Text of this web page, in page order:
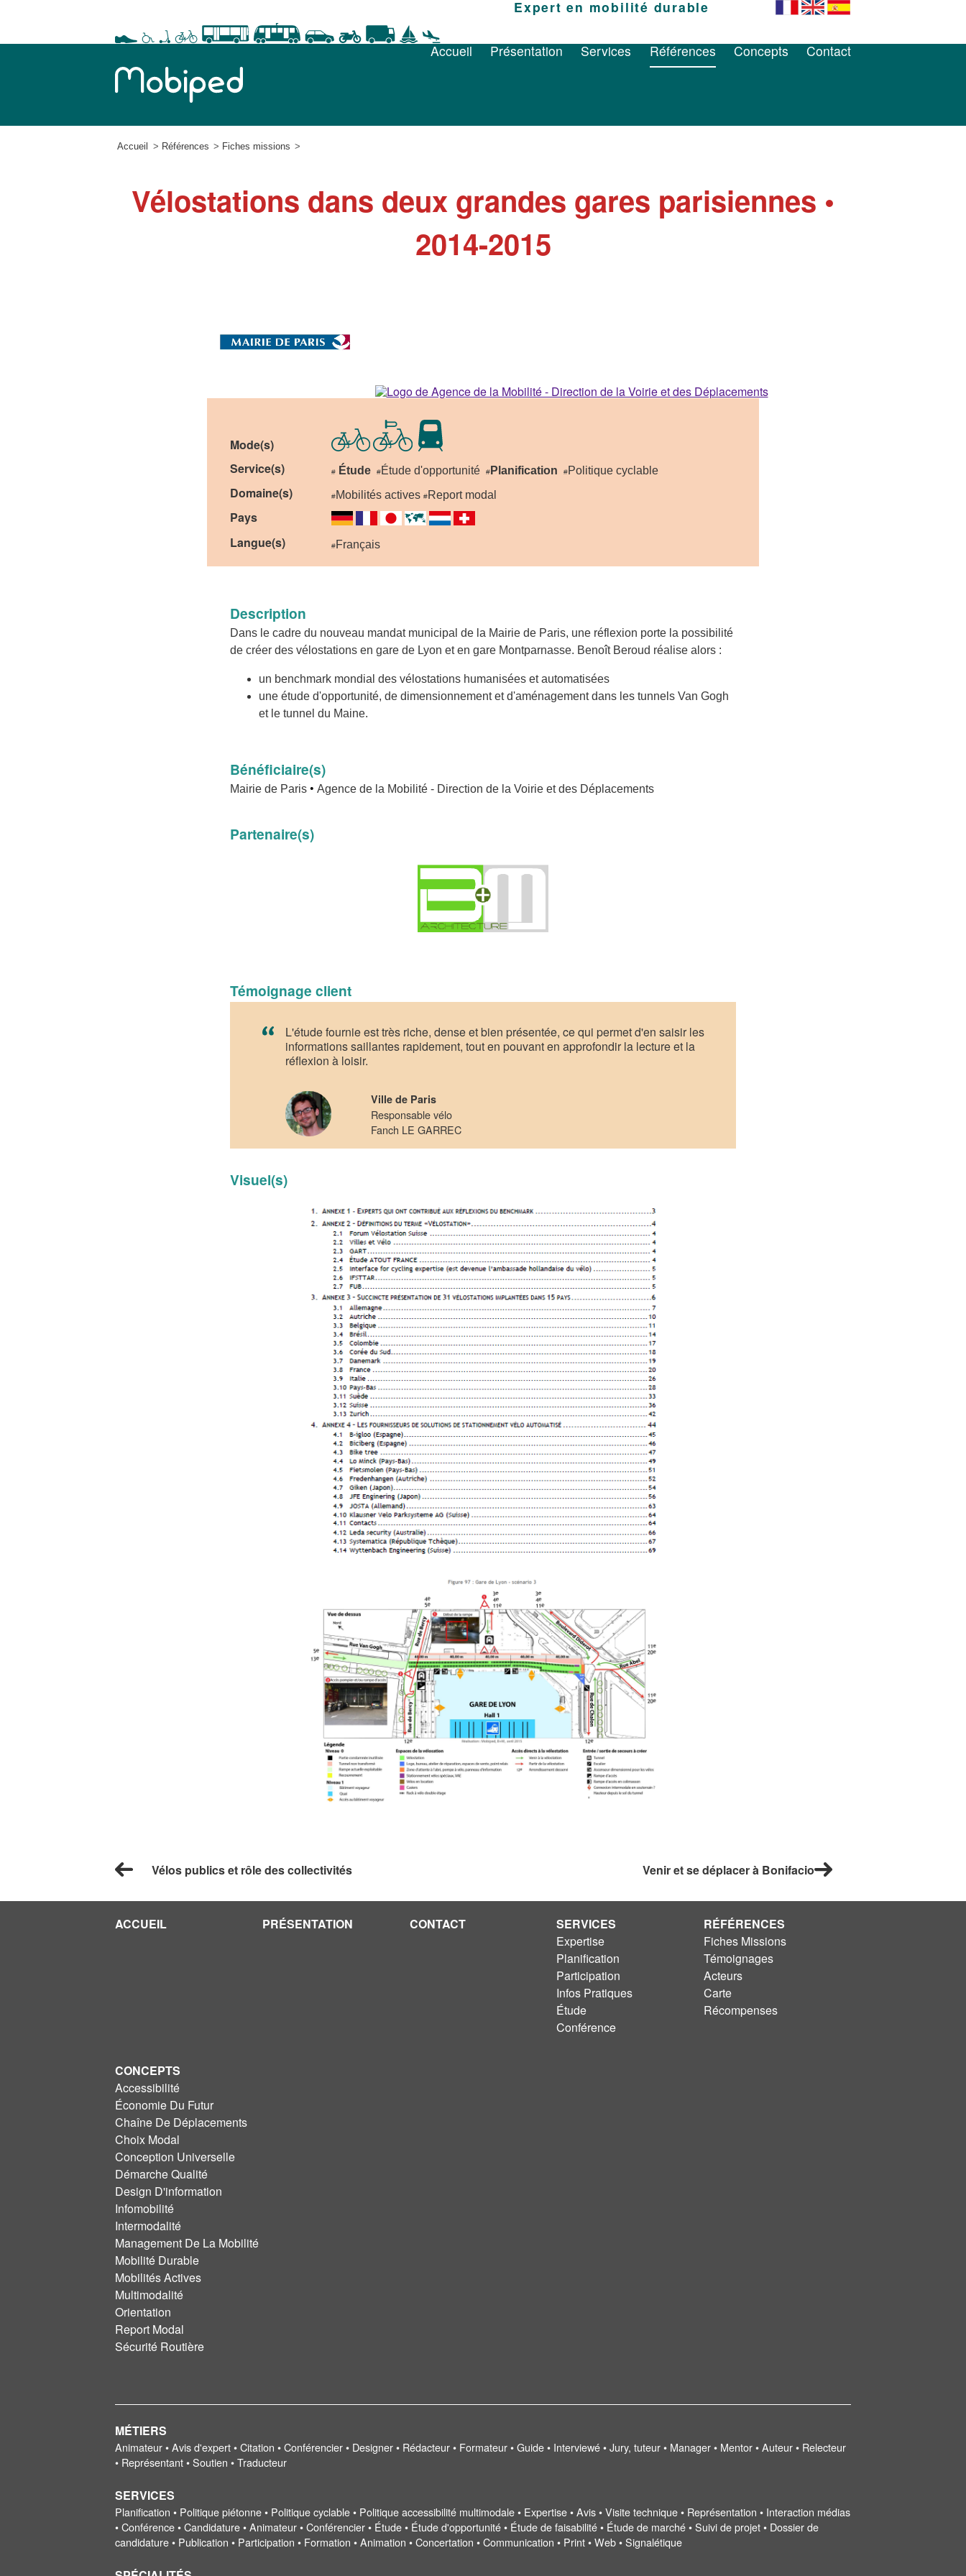
Expert en mobilité durable
Accueil Présentation Services Références Concepts Contact
Présentation Services Références Concepts Contact
Accueil Références Fiches missions
Vélostations dans deux grandes gares parisiennes •
2014-2015
Mode(s)
Service(s)
#Étude #Étude d'opportunité #Planification #Politique cyclable
Domaine(s) #Mobilités actives #Report modal
Pays
Langue(s)
#Français
Description
Dans le cadre du nouveau mandat municipal de la Mairie de Paris, une réflexion porte la possibilité
de créer des vélostations en gare de Lyon et en gare Montparnasse. Benoît Beroud réalise alors :
un benchmark mondial des vélostations humanisées et automatisées
une étude d'opportunité, de dimensionnement et d'aménagement dans les tunnels Van Gogh
et le tunnel du Maine.
Bénéficiaire(s)
Mairie de Paris • Agence de la Mobilité - Direction de la Voirie et des Déplacements
Partenaire(s)
Témoignage client
L'étude fournie est très riche, dense et bien présentée, ce qui permet d'en saisir les
informations saillantes rapidement, tout en pouvant en approfondir la lecture et la
réflexion à loisir.
Ville de Paris
Responsable vélo
Fanch LE GARREC
Visuel(s)
Vélos publics et rôle des collectivités Venir et se déplacer à Bonifacio
ACCUEIL PRÉSENTATION CONTACT
SERVICES
Expertise
Planification
Participation
Infos Pratiques
Étude
Conférence
RÉFÉRENCES
Fiches Missions
Témoignages
Acteurs
Carte
Récompenses
CONCEPTS
Accessibilité
Économie Du Futur
Chaîne De Déplacements
Choix Modal
Conception Universelle
Démarche Qualité
Design D'information
Infomobilité
Intermodalité
Management De La Mobilité
Mobilité Durable
Mobilités Actives
Multimodalité
Orientation
Report Modal
Sécurité Routière
MÉTIERS
Animateur • Avis d'expert • Citation • Conférencier • Designer • Rédacteur • Formateur • Guide • Interviewé • Jury, tuteur • Manager • Mentor • Auteur • Relecteur
• Représentant • Soutien • Traducteur
SERVICES
Planification • Politique piétonne • Politique cyclable • Politique accessibilité multimodale • Expertise • Avis • Visite technique • Représentation • Interaction médias
• Conférence • Candidature • Animateur • Conférencier • Étude • Étude d'opportunité • Étude de faisabilité • Étude de marché • Suivi de projet • Dossier de
candidature • Publication • Participation • Formation • Animation • Concertation • Communication • Print • Web • Signalétique